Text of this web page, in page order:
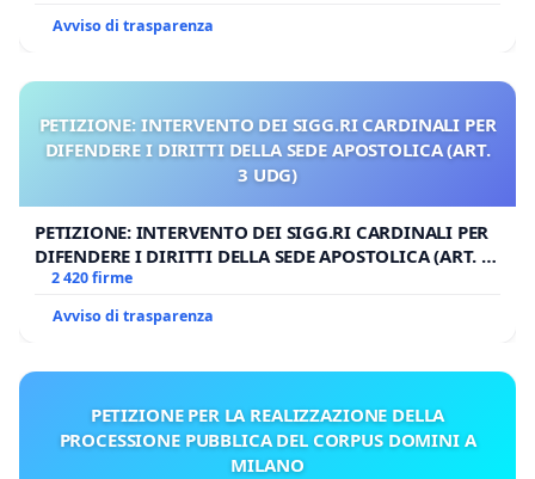
Avviso di trasparenza
PETIZIONE: INTERVENTO DEI SIGG.RI CARDINALI PER
DIFENDERE I DIRITTI DELLA SEDE APOSTOLICA (ART.
3 UDG)
PETIZIONE: INTERVENTO DEI SIGG.RI CARDINALI PER
DIFENDERE I DIRITTI DELLA SEDE APOSTOLICA (ART. 3
UDG)
2 420 firme
Avviso di trasparenza
PETIZIONE PER LA REALIZZAZIONE DELLA
PROCESSIONE PUBBLICA DEL CORPUS DOMINI A
MILANO